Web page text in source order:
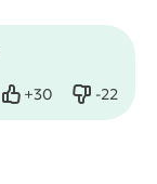
+30
Нравится -22
Не